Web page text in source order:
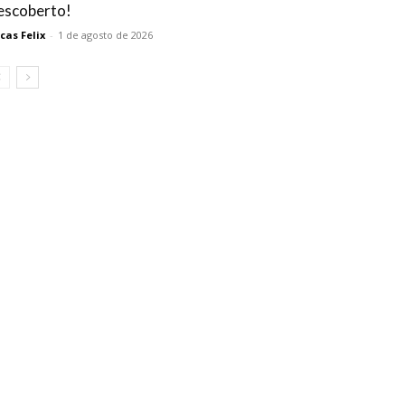
Felix - 1 de agosto de 2026